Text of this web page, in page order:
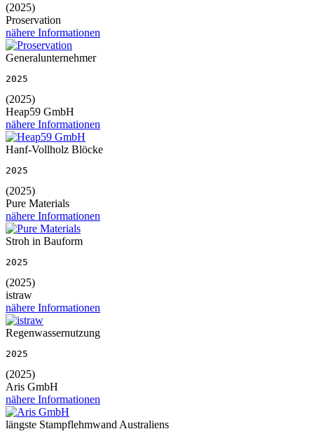
(2025)
Proservation
nähere Informationen
Generalunternehmer
2025
(2025)
Heap59 GmbH
nähere Informationen
Hanf-Vollholz Blöcke
2025
(2025)
Pure Materials
nähere Informationen
Stroh in Bauform
2025
(2025)
istraw
nähere Informationen
Regenwassernutzung
2025
(2025)
Aris GmbH
nähere Informationen
längste Stampflehmwand Australiens